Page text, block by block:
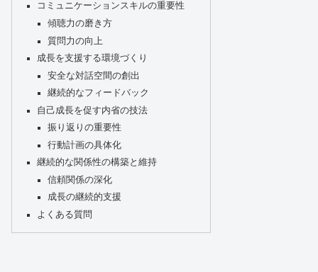
コミュニケーションスキルの重要性
傾聴力の磨き方
質問力の向上
成長を支援する環境づくり
安全な対話空間の創出
継続的なフィードバック
自己成長を促す内省の技法
振り返りの重要性
行動計画の具体化
継続的な関係性の構築と維持
信頼関係の深化
成長の継続的支援
よくある質問